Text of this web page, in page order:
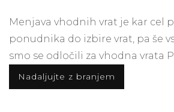
Menjava vhodnih vrat je kar cel
ponudnika do izbire vrat, pa še
smo se odločili za vhodna vrata
Nadaljujte z branjem